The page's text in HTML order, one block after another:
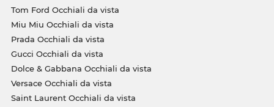
Tom Ford Occhiali da vista
Miu Miu Occhiali da vista
Prada Occhiali da vista
Gucci Occhiali da vista
Dolce & Gabbana Occhiali da vista
Versace Occhiali da vista
Saint Laurent Occhiali da vista